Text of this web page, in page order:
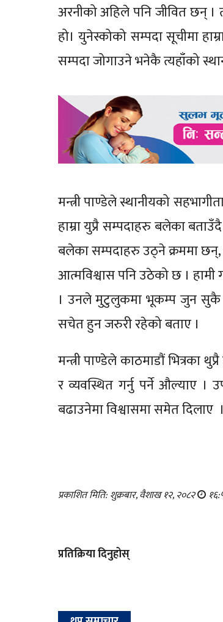
अरनीको अहिले पनि जीवित छन् ।
हो। युनेस्कोको सम्पदा सूचीमा
सम्पदा जोगाउने भनेकै त्यहाँको
मन्त्री पाण्डेले स्थानीयको
हाम्रा युप्रै सम्पदाहरु बलेका
बलेका सम्पदाहरु उठ्ने क्रममा छन्,
आत्मविश्वास पनि उठेको छ ।
। उनले मुटुलुकमा भूकम्प जुन सुकै
सचेत हुन जरुरी रहेको बताए ।
मन्त्री पाण्डेले काठमाडौं भित्रका
र व्यवस्थित गर्नु पर्ने औल्याए ।
बढाउनेमा विश्वासमा समेत दिलाए ।
प्रकाशित मिति: शुक्रबार, वैशाख १२, २०८२
प्रतिक्रिया दिनुहोस्